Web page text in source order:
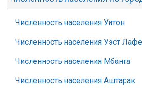
Численность населения Уитон
Численность населения Уэст
Численность населения Мбанга
Численность населения Аштарак